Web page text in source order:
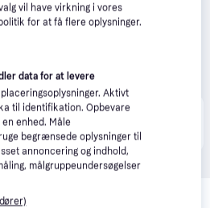
butikker, som ikke er
vil have virkning i vores
for at få flere oplysninger.
data for at levere
Aktivt
til identifikation. Opbevare
enhed. Måle
begrænsede oplysninger til
annoncering og indhold,
målgruppeundersøgelser